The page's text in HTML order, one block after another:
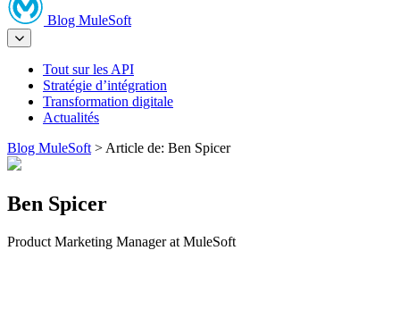
Blog MuleSoft
Tout sur les API
Stratégie d’intégration
Transformation digitale
Actualités
Blog MuleSoft > Article de: Ben Spicer
Ben Spicer
Product Marketing Manager at MuleSoft